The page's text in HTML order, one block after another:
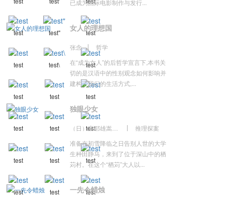
test test" test
test test\ test
test test test
test test test
test test test
test test test
已成为国际电影制作与发行...
女人的理想国
张念
哲学
在“成为女人”的后哲学宣言下,本书关
切的是汉语中的性别观念如何影响并
建构了我们的生活方式,...
独眼少女
推理探案
准备在初雪降临之日告别人世的大学
生种田静马，来到了位于深山中的栖
苅村。在这个“栖苅”大人以...
一先令蜡烛